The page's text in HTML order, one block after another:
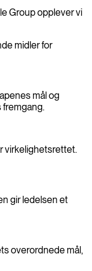
Group opplever vi
midler for
mål og
fremgang.
virkelighetsrettet.
gir ledelsen et
overordnede mål,